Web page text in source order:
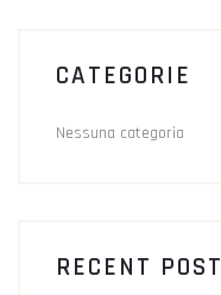
CATEGORIE
Nessuna categoria
RECENT POST